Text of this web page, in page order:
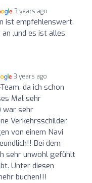
3 years ago
ist empfehlenswert.
,und es ist alles
3 years ago
da ich schon
Mal sehr
war sehr
Verkehrsschilder
von einem Navi
Bei dem
sehr unwohl gefühlt
Unter diesen
buchen!!!